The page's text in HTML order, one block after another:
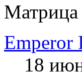
Матрица
Emperor
18